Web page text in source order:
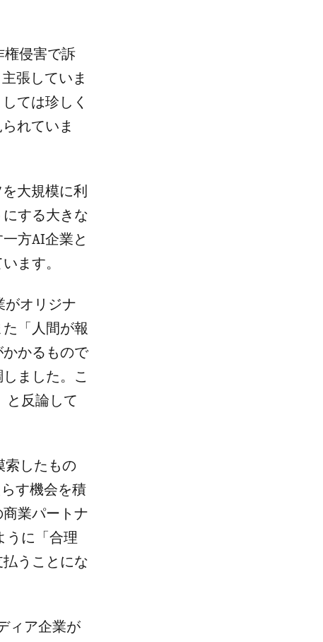
権侵害で訴
張していま
ては珍しく
れていま
大規模に利
する大きな
方AI企業と
ます。
がオリジナ
「人間が報
かるもので
ました。こ
と反論して
索したもの
す機会を積
業パートナ
うに「合理
うことにな
ィア企業が